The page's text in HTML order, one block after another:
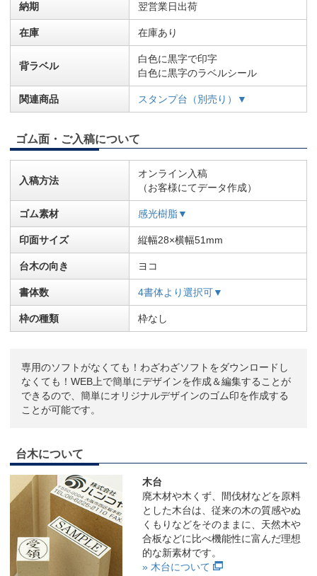
納期 翌営業日出荷
在庫 在庫あり
背ラベル
白色に黒字で印字
白色に黒字のラベルシール
関連商品 スタンプ台（別売り）▼
ゴム面・ご入稿について
入稿方法
オンライン入稿
（お客様にてデータ作成）
ゴム素材 感光樹脂▼
印面サイズ 縦幅28×横幅51mm
台木の向き ヨコ
書体数 4書体より選択可▼
枠の種類 枠なし
専用のソフトがなくても！わざわざソフトをダウンロードし
なくても！WEB上で簡単にデザインを作成＆編集することが
できるので、簡単にオリジナルデザインのゴム印を作成する
ことが可能です。
台木について
木台
廃木材や木くず、間伐材などを原料
とした木台は、従来の木の質感やぬ
くもりなどをそのままに、天然木や
合板などに比べ機能性に富んだ理想
的な新素材です。
» 木台について